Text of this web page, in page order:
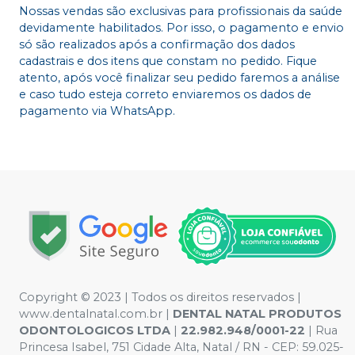
Nossas vendas são exclusivas para profissionais da saúde
devidamente habilitados. Por isso, o pagamento e envio
só são realizados após a confirmação dos dados
cadastrais e dos itens que constam no pedido. Fique
atento, após você finalizar seu pedido faremos a análise
e caso tudo esteja correto enviaremos os dados de
pagamento via WhatsApp.
Copyright © 2023 | Todos os direitos reservados |
www.dentalnatal.com.br | DENTAL NATAL PRODUTOS
ODONTOLOGICOS LTDA | 22.982.948/0001-22 | Rua
Princesa Isabel, 751 Cidade Alta, Natal / RN - CEP: 59.025-